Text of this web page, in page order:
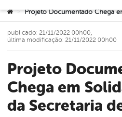
Você está aqui:
>
Projeto Documentado
Chega em
da Secretaria
publicado: 21/11/2022 00h00,
última modificação: 21/11/2022 00h00